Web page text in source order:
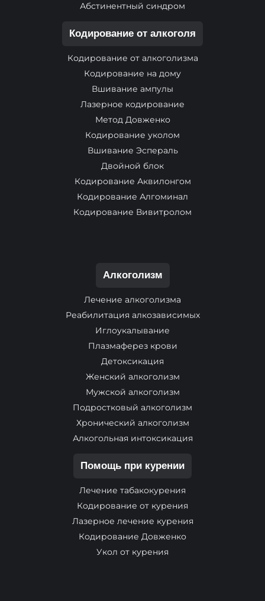
Абстинентный синдром
Кодирование от алкоголя
Кодирование от алкоголизма
Кодирование на дому
Вшивание ампулы
Лазерное кодирование
Метод Довженко
Кодирование уколом
Вшивание Эспераль
Двойной блок
Кодирование Аквилонгом
Кодирование Алгоминал
Кодирование Вивитролом
Алкоголизм
Лечение алкоголизма
Реабилитация алкозависимых
Иглоукалывание
Плазмаферез крови
Детоксикация
Женский алкоголизм
Мужской алкоголизм
Подростковый алкоголизм
Хронический алкоголизм
Алкогольная интоксикация
Помощь при курении
Лечение табакокурения
Кодирование от курения
Лазерное лечение курения
Кодирование Довженко
Укол от курения